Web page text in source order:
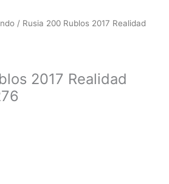
/ Rusia 200 Rublos 2017 Realidad
2017 Realidad